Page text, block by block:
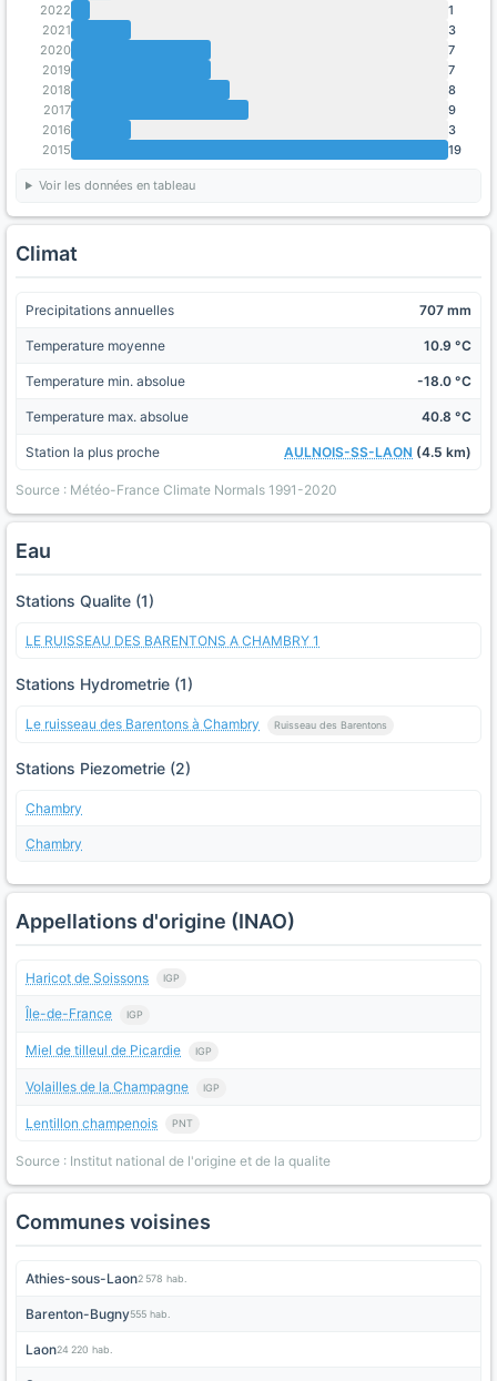
2022
1
2021
3
2020
7
2019
7
2018
8
2017
9
2016
3
2015
19
Voir les données en tableau
Climat
Precipitations annuelles 707 mm
Temperature moyenne 10.9 °C
Temperature min. absolue -18.0 °C
Temperature max. absolue 40.8 °C
Station la plus proche AULNOIS-SS-LAON (4.5 km)
Source : Météo-France Climate Normals 1991-2020
Eau
Stations Qualite (1)
LE RUISSEAU DES BARENTONS A CHAMBRY 1
Stations Hydrometrie (1)
Le ruisseau des Barentons à Chambry Ruisseau des Barentons
Stations Piezometrie (2)
Chambry
Chambry
Appellations d'origine (INAO)
Haricot de Soissons IGP
Île-de-France IGP
Miel de tilleul de Picardie IGP
Volailles de la Champagne IGP
Lentillon champenois PNT
Source : Institut national de l'origine et de la qualite
Communes voisines
Athies-sous-Laon2 578 hab.
Barenton-Bugny555 hab.
Laon24 220 hab.